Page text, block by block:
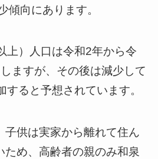
傾向にあります。
上）人口は令和2年から令
ますが、その後は減少して
ると予想されています。
子供は実家から離れて住ん
ため、高齢者の親のみ和泉